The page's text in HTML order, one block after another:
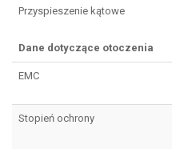
Przyspieszenie kątowe
Dane dotyczące otoczenia
EMC
Stopień ochrony